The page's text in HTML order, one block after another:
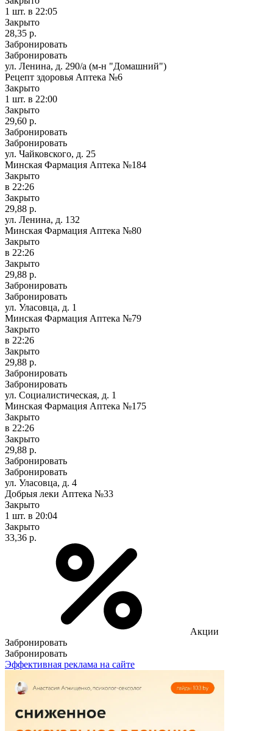
1 шт. в 22:05
Закрыто
28,35 р.
Забронировать
Забронировать
ул. Ленина, д. 290/а (м-н "Домашний")
Рецепт здоровья Аптека №6
Закрыто
1 шт. в 22:00
Закрыто
29,60 р.
Забронировать
Забронировать
ул. Чайковского, д. 25
Минская Фармация Аптека №184
Закрыто
в 22:26
Закрыто
29,88 р.
ул. Ленина, д. 132
Минская Фармация Аптека №80
Закрыто
в 22:26
Закрыто
29,88 р.
Забронировать
Забронировать
ул. Уласовца, д. 1
Минская Фармация Аптека №79
Закрыто
в 22:26
Закрыто
29,88 р.
Забронировать
Забронировать
ул. Социалистическая, д. 1
Минская Фармация Аптека №175
Закрыто
в 22:26
Закрыто
29,88 р.
Забронировать
Забронировать
ул. Уласовца, д. 4
Добрыя леки Аптека №33
Закрыто
1 шт. в 20:04
Закрыто
33,36 р.
Акции
Забронировать
Забронировать
Эффективная реклама на сайте